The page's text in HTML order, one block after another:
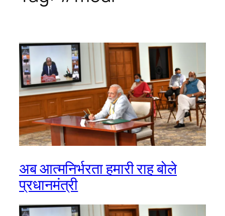
अब आत्मनिर्भरता हमारी राह बोले
प्रधानमंत्री